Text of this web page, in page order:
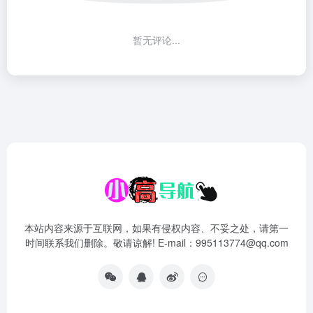
暂无评论...
本站内容来源于互联网，如果有侵权内容、不妥之处，请第一
时间联系我们删除。敬请谅解! E-mail：995113774@qq.com